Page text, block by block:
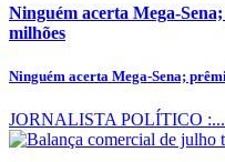
Ninguém acerta Mega-
milhões
Ninguém acerta Mega-Sena;
JORNALISTA POLÍTICO :...